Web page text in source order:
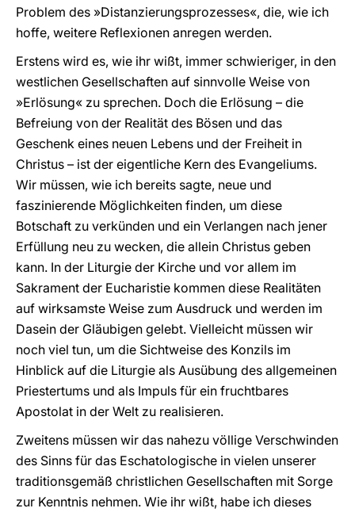
Problem des »Distanzierungsprozesses«, die, wie ich
hoffe, weitere Reflexionen anregen werden.
Erstens wird es, wie ihr wißt, immer schwieriger, in den
westlichen Gesellschaften auf sinnvolle Weise von
»Erlösung« zu sprechen. Doch die Erlösung – die
Befreiung von der Realität des Bösen und das
Geschenk eines neuen Lebens und der Freiheit in
Christus – ist der eigentliche Kern des Evangeliums.
Wir müssen, wie ich bereits sagte, neue und
faszinierende Möglichkeiten finden, um diese
Botschaft zu verkünden und ein Verlangen nach jener
Erfüllung neu zu wecken, die allein Christus geben
kann. In der Liturgie der Kirche und vor allem im
Sakrament der Eucharistie kommen diese Realitäten
auf wirksamste Weise zum Ausdruck und werden im
Dasein der Gläubigen gelebt. Vielleicht müssen wir
noch viel tun, um die Sichtweise des Konzils im
Hinblick auf die Liturgie als Ausübung des allgemeinen
Priestertums und als Impuls für ein fruchtbares
Apostolat in der Welt zu realisieren.
Zweitens müssen wir das nahezu völlige Verschwinden
des Sinns für das Eschatologische in vielen unserer
traditionsgemäß christlichen Gesellschaften mit Sorge
zur Kenntnis nehmen. Wie ihr wißt, habe ich dieses